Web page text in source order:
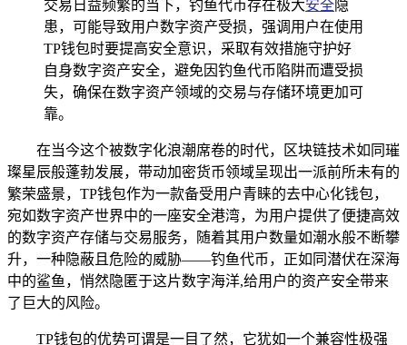
交易日益频繁的当下，钓鱼代币存在极大安全隐
患，可能导致用户数字资产受损，强调用户在使用
TP钱包时要提高安全意识，采取有效措施守护好
自身数字资产安全，避免因钓鱼代币陷阱而遭受损
失，确保在数字资产领域的交易与存储环境更加可
靠。
在当今这个被数字化浪潮席卷的时代，区块链技术如同璀
璨星辰般蓬勃发展，带动加密货币领域呈现出一派前所未有的
繁荣盛景，TP钱包作为一款备受用户青睐的去中心化钱包，
宛如数字资产世界中的一座安全港湾，为用户提供了便捷高效
的数字资产存储与交易服务，随着其用户数量如潮水般不断攀
升，一种隐蔽且危险的威胁——钓鱼代币，正如同潜伏在深海
中的鲨鱼，悄然隐匿于这片数字海洋,给用户的资产安全带来
了巨大的风险。
TP钱包的优势可谓是一目了然，它犹如一个兼容性极强